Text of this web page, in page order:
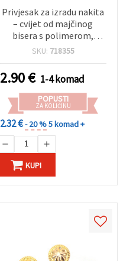
Privjesak za izradu nakita
– cvijet od majčinog
bisera s polimerom,
kristalima i tirkizom,
SKU: 718355
2.90€ 1-4 komad
POPUSTI
ZA KOLIČINU
2.32 €- 20 %5 komad +
KUPI